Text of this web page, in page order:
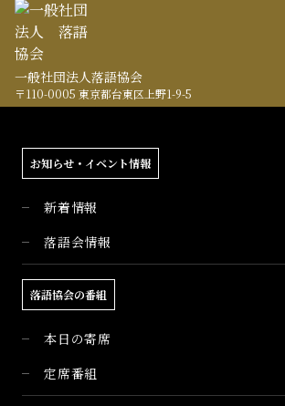
一般社団法人落語協会
〒110-0005 東京都台東区上野1-9-5
お知らせ・イベント情報
新着情報
落語会情報
落語協会の番組
本日の寄席
定席番組